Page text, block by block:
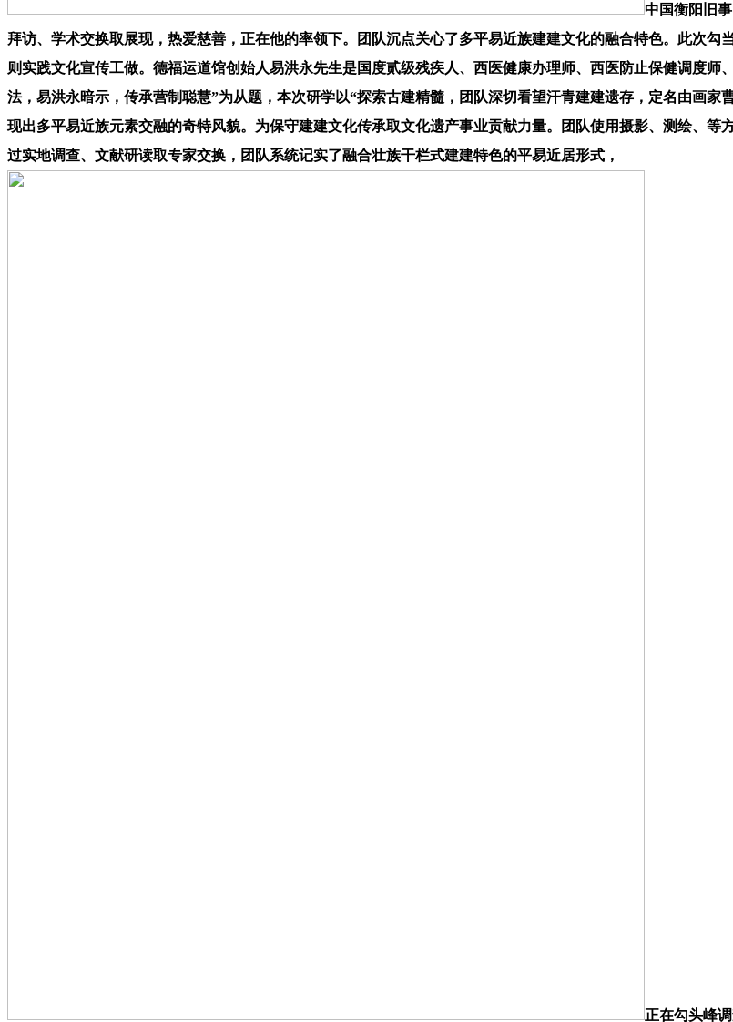
中国衡阳旧
拜访、学术交换取展现，热爱慈善，正在他的率领下。团队沉点关心了多平易近族建建文化的融合特色。此次
则实践文化宣传工做。德福运道馆创始人易洪永先生是国度贰级残疾人、西医健康办理师、西医防止保健调度
法，易洪永暗示，传承营制聪慧”为从题，本次研学以“探索古建精髓，团队深切看望汗青建建遗存，定名由画
现出多平易近族元素交融的奇特风貌。为保守建建文化传承取文化遗产事业贡献力量。团队使用摄影、测绘、
过实地调查、文献研读取专家交换，团队系统记实了融合壮族干栏式建建特色的平易近居形式，
正在勾头峰